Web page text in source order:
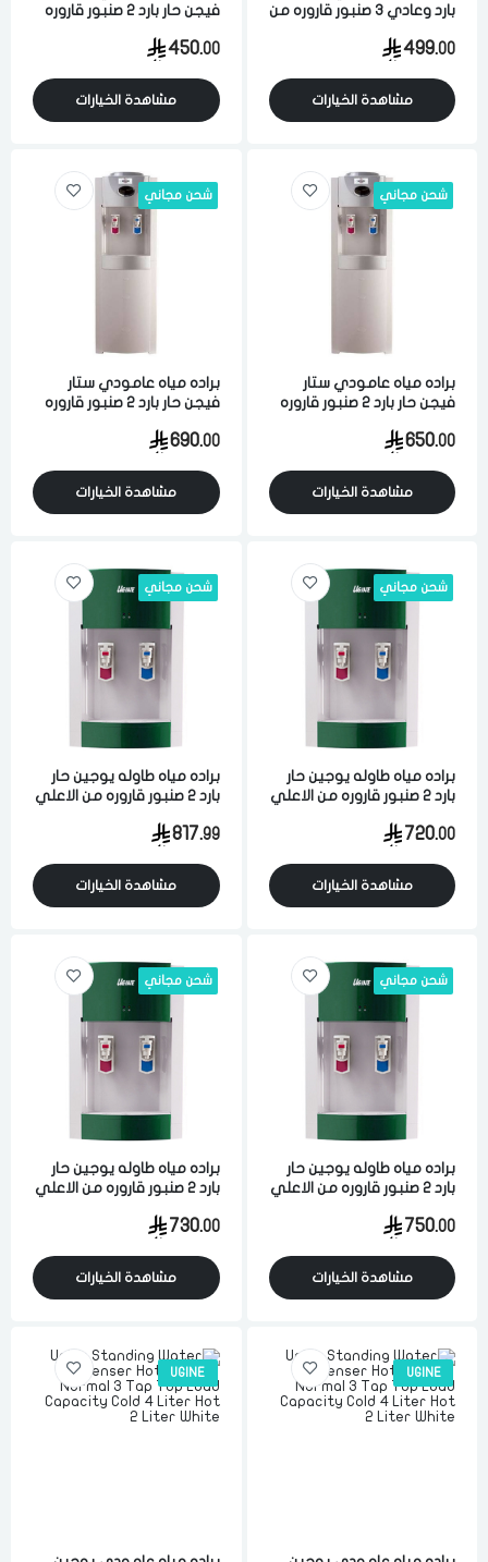
بارد وعادي 3 صنبور قاروره من
499.00
مشاهدة الخيارات
فيجن حار بارد 2 صنبور قاروره
450.00
مشاهدة الخيارات
شحن مجاني
براده مياه عامودي ستار
فيجن حار بارد 2 صنبور قاروره
650.00
مشاهدة الخيارات
شحن مجاني
براده مياه عامودي ستار
فيجن حار بارد 2 صنبور قاروره
690.00
مشاهدة الخيارات
شحن مجاني
براده مياه طاوله يوجين حار
بارد 2 صنبور قاروره من الاعلي
الحار 2 لتر ابيض اخضر كوري720.00
مشاهدة الخيارات
شحن مجاني
براده مياه طاوله يوجين حار
بارد 2 صنبور قاروره من الاعلي
الحار 2 لتر ابيض اخضر كوري817.99
مشاهدة الخيارات
شحن مجاني
براده مياه طاوله يوجين حار
بارد 2 صنبور قاروره من الاعلي
الحار 2 لتر ابيض اخضر كوري750.00
مشاهدة الخيارات
شحن مجاني
براده مياه طاوله يوجين حار
بارد 2 صنبور قاروره من الاعلي
الحار 2 لتر ابيض اخضر كوري730.00
مشاهدة الخيارات
UGINE
UGINE